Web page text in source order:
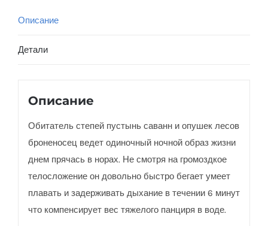
Описание
Детали
Описание
Обитатель степей пустынь саванн и опушек лесов
броненосец ведет одиночный ночной образ жизни
днем прячась в норах. Не смотря на громоздкое
телосложение он довольно быстро бегает умеет
плавать и задерживать дыхание в течении 6 минут
что компенсирует вес тяжелого панциря в воде.